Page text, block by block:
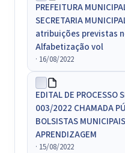
PREFEITURA
SECRETARIA
atribuições previstas
Alfabetização vol
· 16/08/2022
EDITAL DE PROCESSO
003/2022 CHAMADA
BOLSISTAS
APRENDIZAGEM
· 15/08/2022